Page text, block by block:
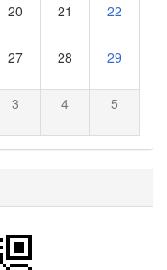
20 21 22
27 28 29
3 4 5